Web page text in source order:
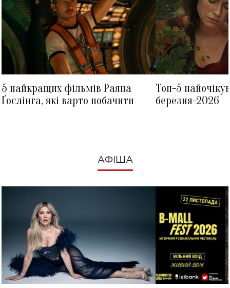
5 найкращих фільмів Раяна
Ґослінга, які варто побачити
Топ-5
березня-2026
АФІША